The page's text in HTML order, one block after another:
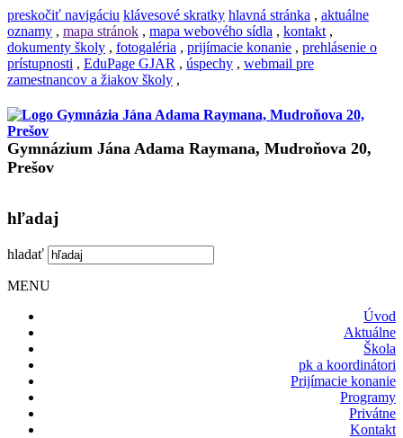
preskočiť navigáciu klávesové skratky hlavná stránka , aktuálne
oznamy , mapa stránok , mapa webového sídla , kontakt ,
dokumenty školy , fotogaléria , prijímacie konanie , prehlásenie o
prístupnosti , EduPage GJAR , úspechy , webmail pre
zamestnancov a žiakov školy ,
Gymnázium Jána Adama Raymana, Mudroňova 20,
Prešov
hľadaj
hladať
MENU
Úvod
Aktuálne
Škola
pk a koordinátori
Prijímacie konanie
Programy
Privátne
Kontakt